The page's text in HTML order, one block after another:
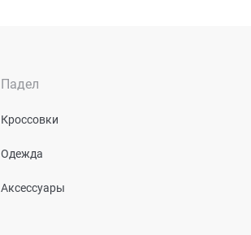
Падел
Кроссовки
Одежда
Аксессуары